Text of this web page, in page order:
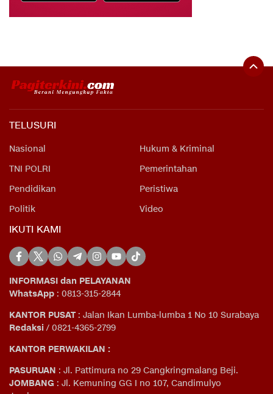
TELUSURI
Nasional
Hukum & Kriminal
TNI POLRI
Pemerintahan
Pendidikan
Peristiwa
Politik
Video
IKUTI KAMI
INFORMASI dan PELAYANAN
WhatsApp : 0813-315-2844
KANTOR PUSAT: Jalan Ikan Lumba-lumba 1 No 10 Surabaya
Redaksi / 0821-4365-2799
KANTOR PERWAKILAN :
PASURUAN : Jl. Pattimura no 29 Cangkringmalang Beji.
JOMBANG : Jl. Kemuning GG I no 107, Candimulyo